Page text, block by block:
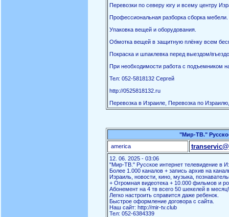
Перевозки по северу югу и всему центру
Профессиональная разборка сборка мебели.
Упаковка вещей и оборудования.
Обмотка вещей в защитную плёнку всем
Покраска и шпаклевка перед выездом/
При необходимости работа с подъемником
Тел: 052-5818132 Сергей
http://0525818132.ru
Перевозка в Израиле, Перевозка по
"Мир-ТВ."
america
12. 06. 2025 - 03:06
"Мир-ТВ." Русское интернет телевидение в
Более 1.000 каналов + запись архив на
Израиль, новости, кино, музыка,
+ Огромная видеотека + 10.000 фильмов и
Абонемент на 4 тв всего 50 шекелей в месяц!
Легко настроить справится даже ребенок.
Быстрое оформление договора с сайта.
Наш сайт: http://mir-tv.club
Тел: 052-6384339